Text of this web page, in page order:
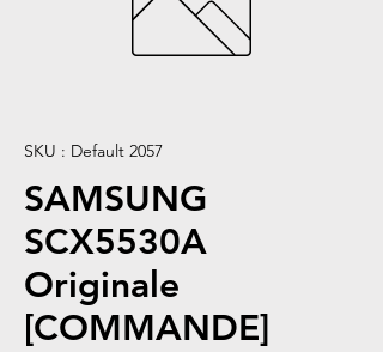
SKU : Default 2057
SAMSUNG
SCX5530A
Originale
[COMMANDE]